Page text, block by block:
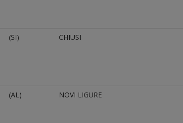
(SI) CHIUSI
(AL) NOVI LIGURE